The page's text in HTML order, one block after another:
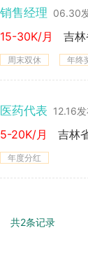
销售经理 06.30
15-30K/月 吉
周末双休 年终
医药代表 12.16
5-20K/月
年度分红
共2条记录